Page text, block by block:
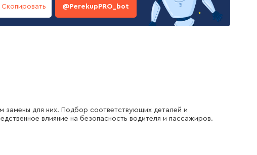
Скопировать @PerekupPRO_bot
замены для них. Подбор соответствующих деталей и
влияние на безопасность водителя и пассажиров.